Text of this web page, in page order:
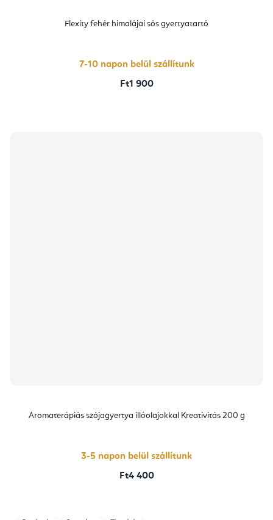
Flexity fehér himalájai sós gyertyatartó
7-10 napon belül szállítunk
Ft1 900
Aromaterápiás szójagyertya illóolajokkal Kreativitás 200 g
3-5 napon belül szállítunk
Ft4 400